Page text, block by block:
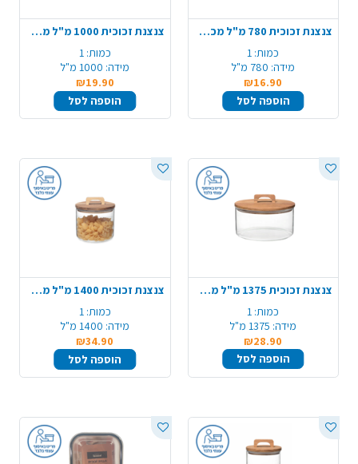
צנצנת זכוכית 780 מ"ל מכסה זכוכית
כמות: 1
מידה: 780 מ"ל
₪16.90
הוספה לסל
צנצנת זכוכית 1000 מ"ל מכסה זכוכית
כמות: 1
מידה: 1000 מ"ל
₪19.90
הוספה לסל
צנצנת זכוכית 1375 מ"ל מכסה עץ ידית
כמות: 1
מידה: 1375 מ"ל
₪28.90
הוספה לסל
צנצנת זכוכית 1400 מ"ל מכסה עץ ידית
כמות: 1
מידה: 1400 מ"ל
₪34.90
הוספה לסל